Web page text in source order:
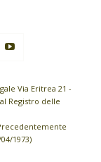
Via Eritrea 21 -
Registro delle
1973)